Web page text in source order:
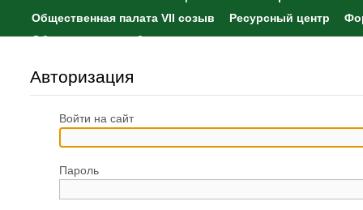
Общественная палата VII созыв
Ресурсный центр
Общественные наблюдения
Авторизация
Войти на сайт
Пароль